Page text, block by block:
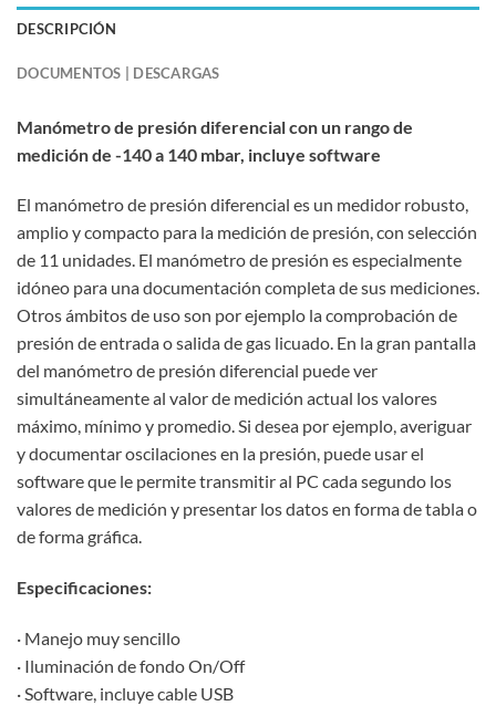
DESCRIPCIÓN
DOCUMENTOS | DESCARGAS
Manómetro de presión diferencial con un rango de
medición de -140 a 140 mbar, incluye software
El manómetro de presión diferencial es un medidor robusto,
amplio y compacto para la medición de presión, con selección
de 11 unidades. El manómetro de presión es especialmente
idóneo para una documentación completa de sus mediciones.
Otros ámbitos de uso son por ejemplo la comprobación de
presión de entrada o salida de gas licuado. En la gran pantalla
del manómetro de presión diferencial puede ver
simultáneamente al valor de medición actual los valores
máximo, mínimo y promedio. Si desea por ejemplo, averiguar
y documentar oscilaciones en la presión, puede usar el
software que le permite transmitir al PC cada segundo los
valores de medición y presentar los datos en forma de tabla o
de forma gráfica.
Especificaciones:
· Manejo muy sencillo
· Iluminación de fondo On/Off
· Software, incluye cable USB